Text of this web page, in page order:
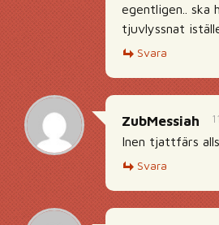
egentligen.. ska
tjuvlyssnat
Svara
ZubMessiah
Inen tjattfärs
Svara